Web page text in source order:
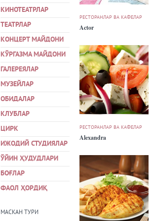
КИНОТЕАТРЛАР
ТЕАТРЛАР
КОНЦЕРТ МАЙДОНИ
КЎРГАЗМА МАЙДОНИ
ГАЛЕРЕЯЛАР
МУЗЕЙЛАР
ОБИДАЛАР
КЛУБЛАР
ЦИРК
ИЖОДИЙ СТУДИЯЛАР
ЎЙИН ҲУДУДЛАРИ
БОҒЛАР
ФАОЛ ҲОРДИҚ
МАСКАН ТУРИ
РЕСТОРАНЛАР ВА КАФЕЛАР
Actor
РЕСТОРАНЛАР ВА КАФЕЛАР
Alexandra